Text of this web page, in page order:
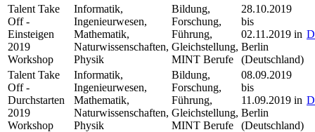
Talent Take
Off -
Einsteigen
2019
Workshop
Informatik,
Ingenieurwesen,
Mathematik,
Naturwissenschaften,
Physik
Bildung,
Forschung,
Führung,
Gleichstellung,
MINT Berufe
28.10.2019
bis
02.11.2019 in
Berlin
(Deutschland)
Talent Take
Off -
Durchstarten
2019
Workshop
Informatik,
Ingenieurwesen,
Mathematik,
Naturwissenschaften,
Physik
Bildung,
Forschung,
Führung,
Gleichstellung,
MINT Berufe
08.09.2019
bis
11.09.2019 in
Berlin
(Deutschland)